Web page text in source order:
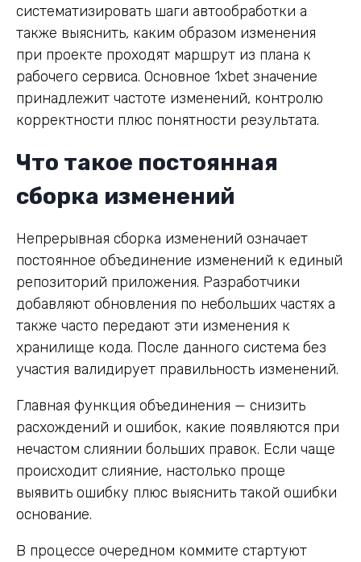
систематизировать шаги автообработки а
также выяснить, каким образом изменения
при проекте проходят маршрут из плана к
рабочего сервиса. Основное 1xbet значение
принадлежит частоте изменений, контролю
корректности плюс понятности результата.
Что такое постоянная
сборка изменений
Непрерывная сборка изменений означает
постоянное объединение изменений к единый
репозиторий приложения. Разработчики
добавляют обновления по небольших частях а
также часто передают эти изменения к
хранилище кода. После данного система без
участия валидирует правильность изменений.
Главная функция объединения — снизить
расхождений и ошибок, какие появляются при
нечастом слиянии больших правок. Если чаще
происходит слияние, настолько проще
выявить ошибку плюс выяснить такой ошибки
основание.
В процессе очередном коммите стартуют